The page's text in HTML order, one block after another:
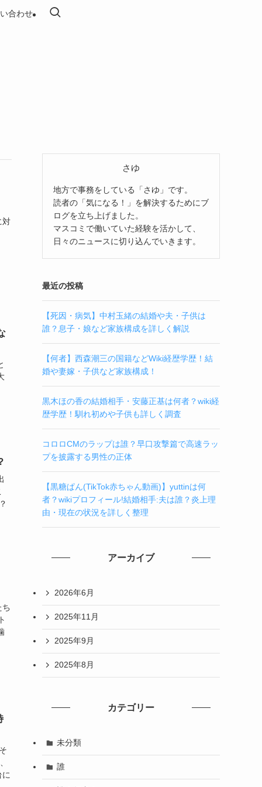
合わせ
対
ち
さゆ
地方で事務をしている「さゆ」です。
読者の「気になる！」を解決するためにブ
ログを立ち上げました。
マスコミで働いていた経験を活かして、
日々のニュースに切り込んでいきます。
最近の投稿
【死因・病気】中村玉緒の結婚や夫・子供は
誰？息子・娘など家族構成を詳しく解説
【何者】西森潮三の国籍などWiki経歴学歴！結
婚や妻嫁・子供など家族構成！
黒木ほの香の結婚相手・安藤正基は何者？wiki経
歴学歴！馴れ初めや子供も詳しく調査
コロロCMのラップは誰？早口攻撃篇で高速ラッ
プを披露する男性の正体
【黒糖ぱん(TikTok赤ちゃん動画)】yuttinは何
者？wikiプロフィール!結婚相手:夫は誰？炎上理
由・現在の状況を詳しく整理
アーカイブ
2026年6月
2025年11月
2025年9月
2025年8月
カテゴリー
未分類
誰